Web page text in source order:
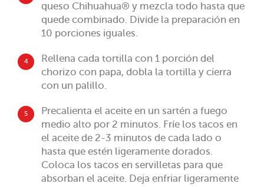
queso Chihuahua® y mezcla todo hasta que
quede combinado. Divide la preparación en
10 porciones iguales.
4
Rellena cada tortilla con 1 porción del
chorizo con papa, dobla la tortilla y cierra
con un palillo.
5
Precalienta el aceite en un sartén a fuego
medio alto por 2 minutos. Fríe los tacos en
el aceite de 2-3 minutos de cada lado o
hasta que estén ligeramente dorados.
Coloca los tacos en servilletas para que
absorban el aceite. Deja enfriar ligeramente